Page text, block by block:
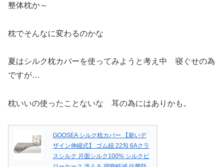
整体枕か～
枕でそんなに変わるのかな
夏はシルク枕カバーを使ってみようと考え中 寝ぐせの為
ですが…
枕いいの使ったことないな 耳の為にはありかも。
GOOSEA シルク枕カバー 【新いデ
ザイン伸縮式】 ゴム紐 22匁 6Aクラ
スシルク 片面シルク100% シルクピ